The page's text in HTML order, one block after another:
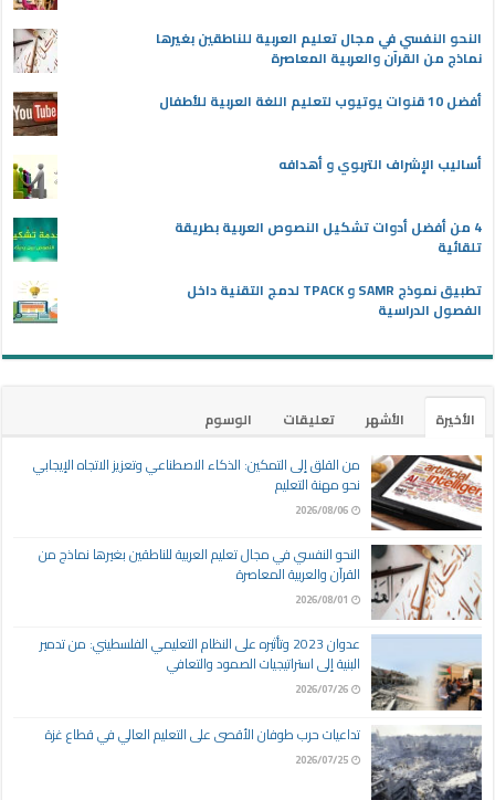
النحو النفسي في مجال تعليم العربية للناطقين بغيرها
نماذج من القرآن والعربية المعاصرة
أفضل 10 قنوات يوتيوب لتعليم اللغة العربية للأطفال
أساليب الإشراف التربوي و أهدافه
4 من أفضل أدوات تشكيل النصوص العربية بطريقة
تلقائية
تطبيق نموذج SAMR و TPACK لدمج التقنية داخل
الفصول الدراسية
الأخيرة الأشهر تعليقات
الوسوم
من القلق إلى التمكين: الذكاء الاصطناعي وتعزيز الاتجاه الإيجابي
نحو مهنة التعليم
2026/08/06
النحو النفسي في مجال تعليم العربية للناطقين بغيرها نماذج من
القرآن والعربية المعاصرة
2026/08/01
عدوان 2023 وتأثيره على النظام التعليمي الفلسطيني: من تدمير
البنية إلى استراتيجيات الصمود والتعافي
2026/07/26
تداعيات حرب طوفان الأقصى على التعليم العالي في قطاع غزة
2026/07/25